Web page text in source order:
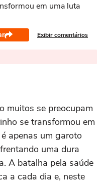
em uma luta
Exibir comentários
muitos se preocupam
se transformou em
apenas um garoto
uma dura
A batalha pela saúde
a cada dia e, neste